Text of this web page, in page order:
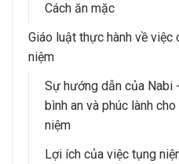
Cách ăn mặc
Giáo luật thực hành về việc
niệm
Sự hướng dẫn của Nabi
bình an và phúc lành
niệm
Lợi ích của việc tụng